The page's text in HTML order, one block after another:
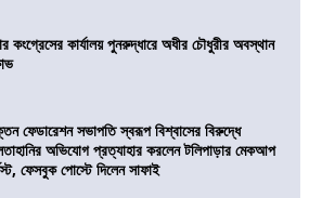
কংগ্রেসের কার্যালয় পুনরুদ্ধারে অধীর চৌধুরীর অবস্থান
ফেডারেশন সভাপতি স্বরূপ বিশ্বাসের বিরুদ্ধে
অভিযোগ প্রত্যাহার করলেন টলিপাড়ার মেকআপ
ফেসবুক পোস্টে দিলেন সাফাই